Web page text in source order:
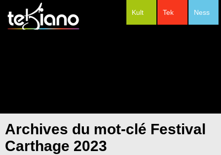
Ness
Tek
Kult
Archives du mot-clé Festival
Carthage 2023